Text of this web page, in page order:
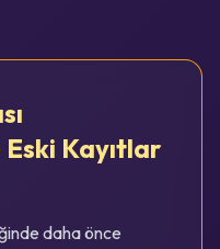
Kayıtlar
daha önce